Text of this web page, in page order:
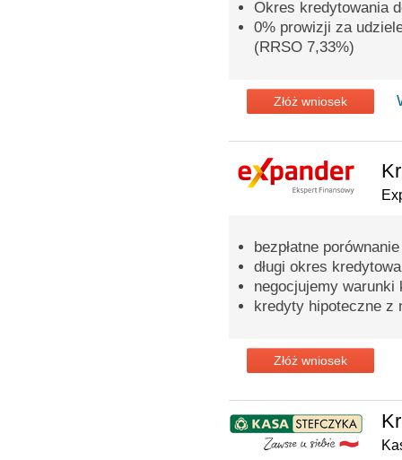
Okres kredytowania
0% prowizji za
(RRSO 7,33%)
Złóż wniosek
bezpłatne
długi okres
negocjujemy warunki
kredyty hipoteczne z
Złóż wniosek